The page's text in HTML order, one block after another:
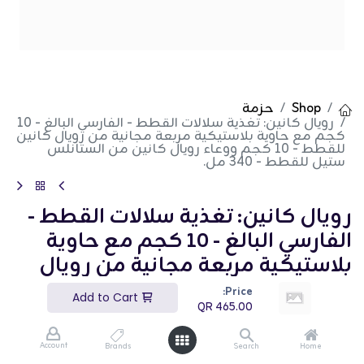
Price:
465.00
Home
Search
Brands
Account
Shop حزمة
رويال كانين: تغذية سلالات القطط - الفارسي البالغ - 10
كجم مع حاوية بلاستيكية مربعة مجانية من رويال كانين
للقطط - 10 كجم ووعاء رويال كانين من الستانلس
ستيل للقطط - 340 مل.
رويال كانين: تغذية سلالات القطط -
الفارسي البالغ - 10 كجم مع حاوية
بلاستيكية مربعة مجانية من رويال
كانين للقطط - 10 كجم ووعاء رويال
كانين من الستانلس ستيل للقطط -
340 مل.